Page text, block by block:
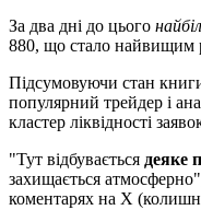
За два дні до цього
880, що стало найвищим
Підсумовуючи стан
популярний трейдер і
кластер ліквідності
"Тут відбувається деяке
захищається
коментарях на X